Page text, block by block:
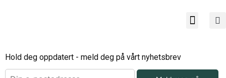
Hold deg oppdatert - meld deg på vårt nyhetsbrev